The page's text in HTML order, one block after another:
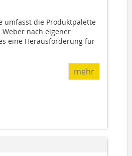
umfasst die Produktpalette
nach eigener
eine Herausforderung für
mehr